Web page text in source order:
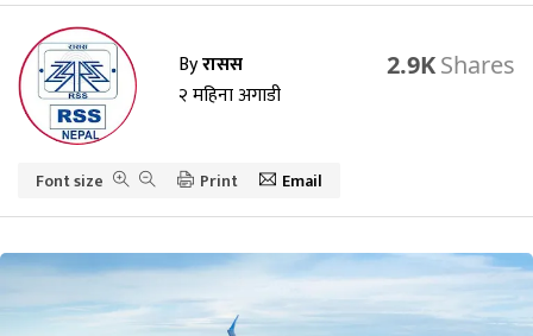
राजनीति
प्रदेश समाचार
अर्थ/वाणिज्य
कला / मनोरञ्जन
पर्यटन
Byरासस
२ महिना अगाडी
2.9K
Font size Print Email